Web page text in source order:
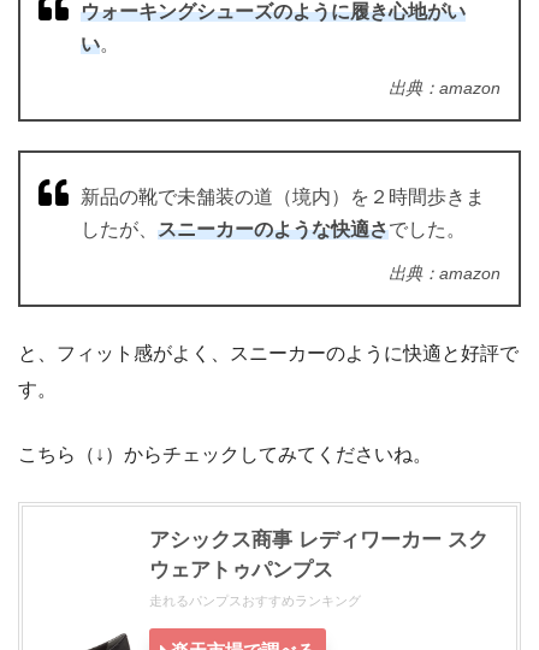
ウォーキングシューズのように履き心地がい
い。
出典：amazon
新品の靴で未舗装の道（境内）を２時間歩きま
したが、 スニーカーのような快適さでした。
出典：amazon
と、フィット感がよく、スニーカーのように快適と好評で
す。
こちら（↓）からチェックしてみてくださいね。
アシックス商事 レディワーカー スク
ウェアトゥパンプス
走れるパンプスおすすめランキング